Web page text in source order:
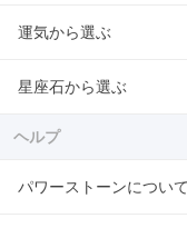
運気から選ぶ
星座石から選ぶ
ヘルプ
パワーストーンについて